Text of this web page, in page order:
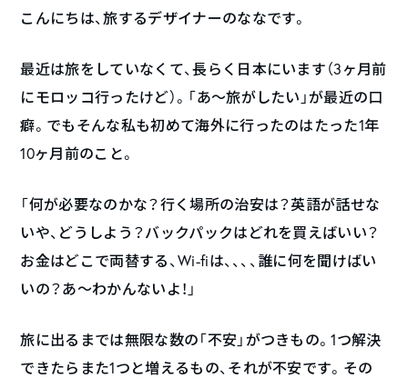
こんにちは、旅するデザイナーのななです。
最近は旅をしていなくて、長らく日本にいます（3ヶ月前
にモロッコ行ったけど）。「あ～旅がしたい」が最近の口
癖。でもそんな私も初めて海外に行ったのはたった1年
10ヶ月前のこと。
「何が必要なのかな？行く場所の治安は？英語が話せな
いや、どうしよう？バックパックはどれを買えばいい？
お金はどこで両替する、Wi-fiは、、、、誰に何を聞けばい
いの？あ〜わかんないよ！」
旅に出るまでは無限な数の「不安」がつきもの。1つ解決
できたらまた1つと増えるもの、それが不安です。その